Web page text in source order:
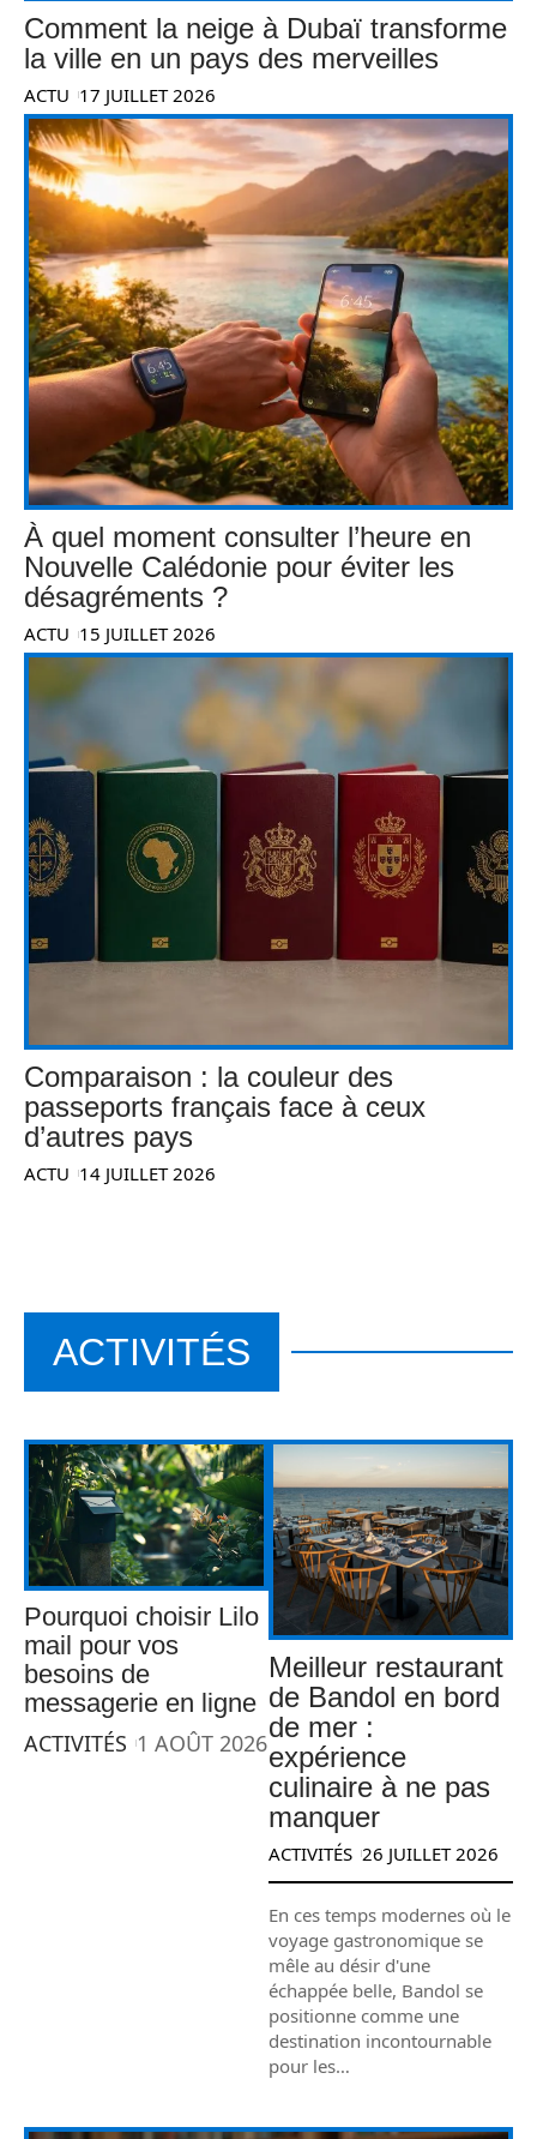
Comment la neige à Dubaï transforme
la ville en un pays des merveilles
ACTU 17 JUILLET 2026
À quel moment consulter l’heure en
Nouvelle Calédonie pour éviter les
désagréments ?
ACTU 15 JUILLET 2026
Comparaison : la couleur des
passeports français face à ceux
d’autres pays
ACTU 14 JUILLET 2026
ACTIVITÉS
Pourquoi choisir Lilo
mail pour vos
besoins de
messagerie en ligne
ACTIVITÉS 1 AOÛT 2026
Meilleur restaurant
de Bandol en bord
de mer :
expérience
culinaire à ne pas
manquer
ACTIVITÉS 26 JUILLET 2026
En ces temps modernes où le
voyage gastronomique se
mêle au désir d'une
échappée belle, Bandol se
positionne comme une
destination incontournable
pour les…